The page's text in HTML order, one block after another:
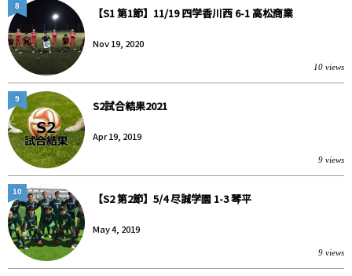
【S1 第1節】11/19 四学香川西 6-1 高松商業
Nov 19, 2020
10 views
8
S2試合結果2021
Apr 19, 2019
9 views
9
【S2 第2節】5/4 尽誠学園 1-3 琴平
May 4, 2019
9 views
10